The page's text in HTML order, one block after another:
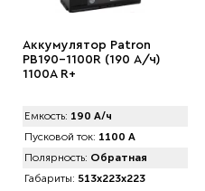
Аккумулятор Patron
PB190-1100R (190 А/ч)
1100A R+
Емкость: 190 А/ч
Пусковой ток: 1100 А
Полярность: Обратная
Габариты: 513x223x223